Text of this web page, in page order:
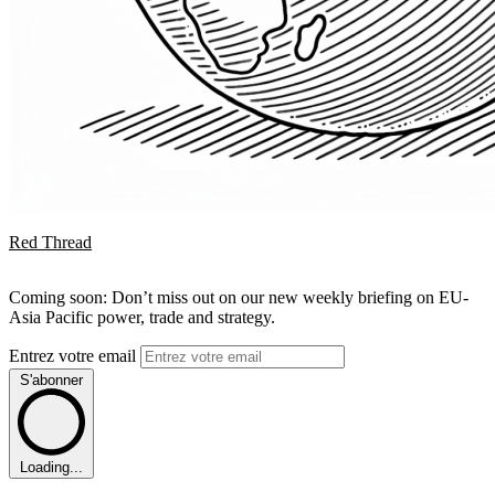
Red Thread
Coming soon: Don’t miss out on our new weekly briefing on EU-
Asia Pacific power, trade and strategy.
Entrez votre email
S'abonner
Loading...